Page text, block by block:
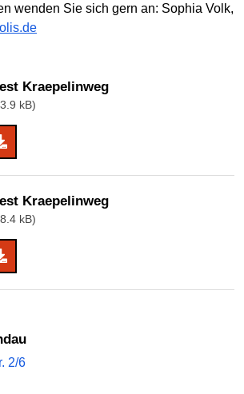
wenden Sie sich gern an: Sophia Volk,
Kraepelinweg
kB)
Kraepelinweg
kB)
2/6